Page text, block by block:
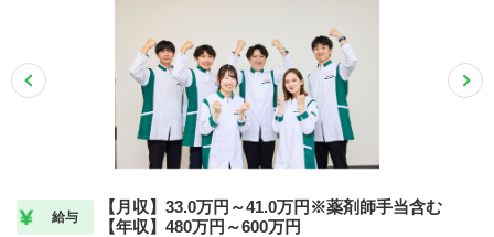
給与
【月収】33.0万円～41.0万円※薬剤師手当含む
【年収】480万円～600万円